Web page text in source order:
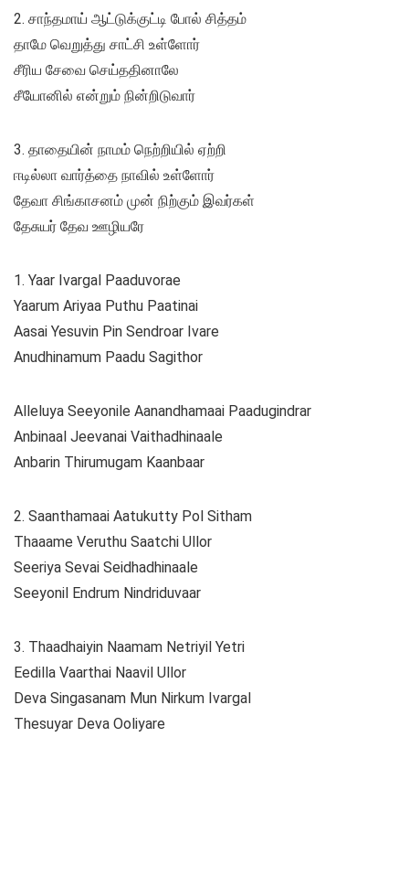
2. சாந்தமாய் ஆட்டுக்குட்டி போல் சித்தம்
தாமே வெறுத்து சாட்சி உள்ளோர்
சீரிய சேவை செய்ததினாலே
சீயோனில் என்றும் நின்றிடுவார்
3. தாதையின் நாமம் நெற்றியில் ஏற்றி
ஈடில்லா வார்த்தை நாவில் உள்ளோர்
தேவா சிங்காசனம் முன் நிற்கும் இவர்கள்
தேசுயர் தேவ ஊழியரே
1. Yaar Ivargal Paaduvorae
Yaarum Ariyaa Puthu Paatinai
Aasai Yesuvin Pin Sendroar Ivare
Anudhinamum Paadu Sagithor
Alleluya Seeyonile Aanandhamaai Paadugindrar
Anbinaal Jeevanai Vaithadhinaale
Anbarin Thirumugam Kaanbaar
2. Saanthamaai Aatukutty Pol Sitham
Thaaame Veruthu Saatchi Ullor
Seeriya Sevai Seidhadhinaale
Seeyonil Endrum Nindriduvaar
3. Thaadhaiyin Naamam Netriyil Yetri
Eedilla Vaarthai Naavil Ullor
Deva Singasanam Mun Nirkum Ivargal
Thesuyar Deva Ooliyare